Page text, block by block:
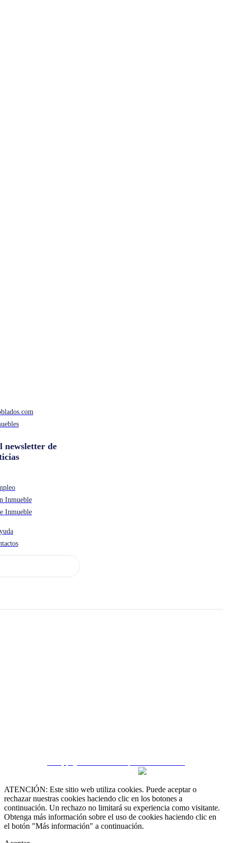
newsletter de
Inmueble
Inmueble
ATENCIÓN: Este sitio web utiliza cookies. Puede aceptar o
rechazar nuestras cookies haciendo clic en los botones a
continuación. Un rechazo no limitará su experiencia como visitante.
Obtenga más información sobre el uso de cookies haciendo clic en
el botón "Más información" a continuación.